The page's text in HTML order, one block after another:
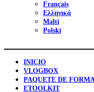
Français
Ελληνικά
Malti
Polski
INICIO
VLOGBOX
PAQUETE DE
ETOOLKIT